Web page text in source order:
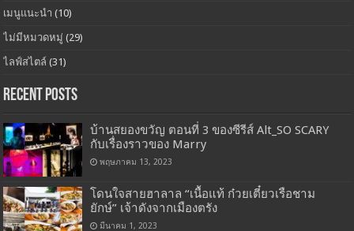
เมนูแนะนำ (10)
ไม่มีหมวดหมู่ (29)
ไลฟ์สไตล์ (31)
Recent Posts
บ้านสยองขวัญ ตอนที่ 3 ของซีรีส์ Alt_SO SCARY
กับเรื่องราวของ Marry
พฤษภาคม 13, 2023
โดนใจสายฮาลาล “เนื้อแท้ ก๋วยเตี๋ยวเรือชาม
ยักษ์” เจ้าดังจากเมืองตรัง
มีนาคม 1, 2023